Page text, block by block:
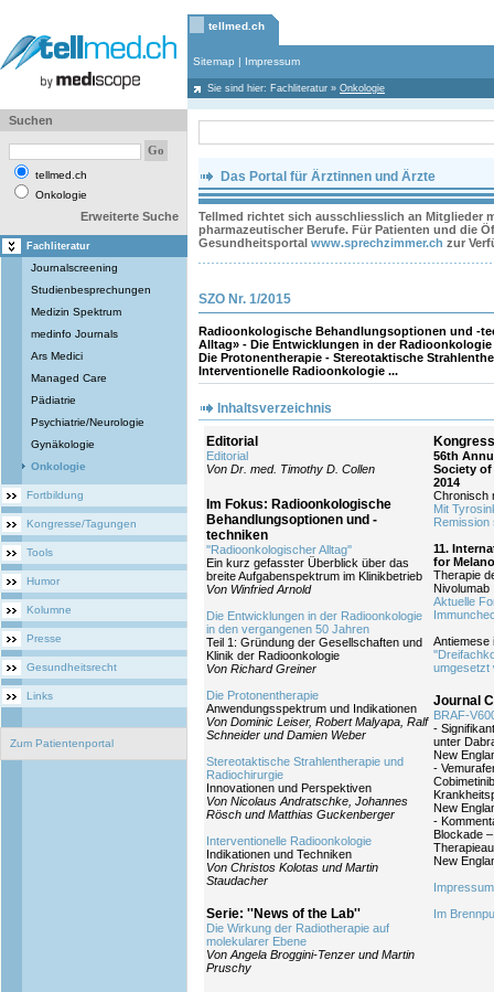
tellmed.ch
Sitemap | Impressum
Sie sind hier: Fachliteratur » Onkologie
Suchen
tellmed.ch
Onkologie
Erweiterte Suche
Fachliteratur
Journalscreening
Studienbesprechungen
Medizin Spektrum
medinfo Journals
Ars Medici
Managed Care
Pädiatrie
Psychiatrie/Neurologie
Gynäkologie
Onkologie
Fortbildung
Kongresse/Tagungen
Tools
Humor
Kolumne
Presse
Gesundheitsrecht
Links
Zum Patientenportal
Das Portal für Ärztinnen und Ärzte
Tellmed richtet sich ausschliesslich an Mitglieder
pharmazeutischer Berufe. Für Patienten und die
Gesundheitsportal www.sprechzimmer.ch zur
SZO Nr. 1/2015
Radioonkologische Behandlungsoptionen und -
Alltag» - Die Entwicklungen in der
Die Protonentherapie - Stereotaktische
Interventionelle Radioonkologie ...
Inhaltsverzeichnis
Editorial
Editorial
Von Dr. med. Timothy D. Collen
Im Fokus: Radioonkologische
Behandlungsoptionen und -
techniken
''Radioonkologischer Alltag''
Ein kurz gefasster Überblick über das
breite Aufgabenspektrum im Klinikbetrieb
Von Winfried Arnold
Die Entwicklungen in der Radioonkologie
in den vergangenen 50 Jahren
Teil 1: Gründung der Gesellschaften und
Klinik der Radioonkologie
Von Richard Greiner
Die Protonentherapie
Anwendungsspektrum und Indikationen
Von Dominic Leiser, Robert Malyapa, Ralf
Schneider und Damien Weber
Stereotaktische Strahlentherapie und
Radiochirurgie
Innovationen und Perspektiven
Von Nicolaus Andratschke, Johannes
Rösch und Matthias Guckenberger
Interventionelle Radioonkologie
Indikationen und Techniken
Von Christos Kolotas und Martin
Staudacher
Serie: ''News of the Lab''
Die Wirkung der Radiotherapie auf
molekularer Ebene
Von Angela Broggini-Tenzer und Martin
Pruschy
56th
Society of
2014
Chronisch
Mit
Remission
11.
for
Therapie
Nivolumab
Aktuelle
Antiemese
umgesetzt
Journal
BRAF-
-
unter
New
-
New
-
Blockade
New
Impressum
Im